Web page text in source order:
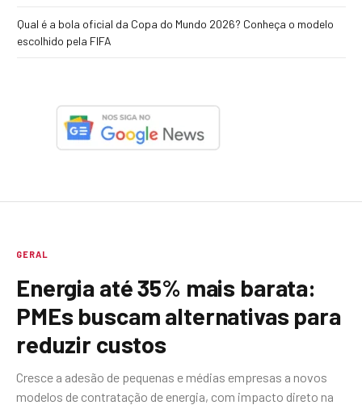
Qual é a bola oficial da Copa do Mundo 2026? Conheça o modelo
escolhido pela FIFA
GERAL
Energia até 35% mais barata:
PMEs buscam alternativas para
reduzir custos
Cresce a adesão de pequenas e médias empresas a novos
modelos de contratação de energia, com impacto direto na